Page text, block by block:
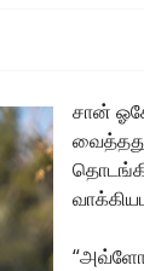
சான்
வைத்தது
“அவ்ளோ